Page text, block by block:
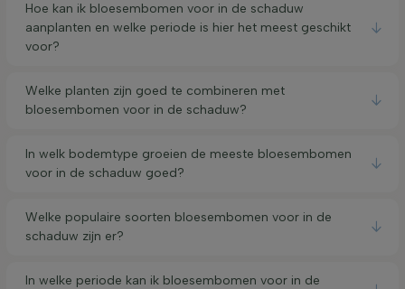
Hoe kan ik bloesembomen voor in de schaduw
aanplanten en welke periode is hier het meest geschikt
voor?
Welke planten zijn goed te combineren met
bloesembomen voor in de schaduw?
In welk bodemtype groeien de meeste bloesembomen
voor in de schaduw goed?
Welke populaire soorten bloesembomen voor in de
schaduw zijn er?
In welke periode kan ik bloesembomen voor in de